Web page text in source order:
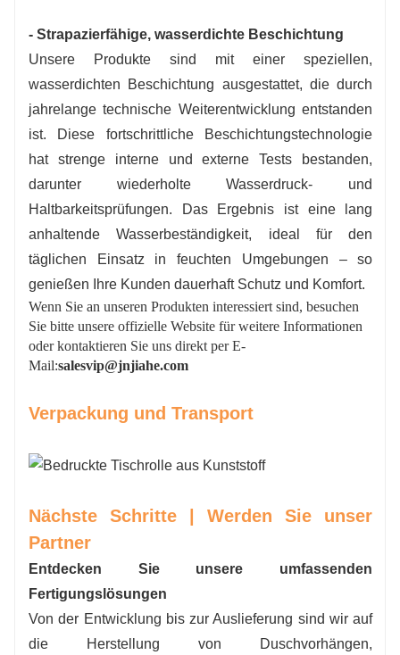
- Strapazierfähige, wasserdichte Beschichtung
Unsere Produkte sind mit einer speziellen,
wasserdichten Beschichtung ausgestattet, die durch
jahrelange technische Weiterentwicklung entstanden
ist. Diese fortschrittliche Beschichtungstechnologie
hat strenge interne und externe Tests bestanden,
darunter wiederholte Wasserdruck- und
Haltbarkeitsprüfungen. Das Ergebnis ist eine lang
anhaltende Wasserbeständigkeit, ideal für den
täglichen Einsatz in feuchten Umgebungen – so
genießen Ihre Kunden dauerhaft Schutz und Komfort.
Wenn Sie an unseren Produkten interessiert sind, besuchen
Sie bitte unsere offizielle Website für weitere Informationen
oder kontaktieren Sie uns direkt per E-
Mail:salesvip@jnjiahe.com
Verpackung und Transport
Nächste Schritte | Werden Sie unser
Partner
Entdecken Sie unsere umfassenden
Fertigungslösungen
Von der Entwicklung bis zur Auslieferung sind wir auf
die Herstellung von Duschvorhängen,